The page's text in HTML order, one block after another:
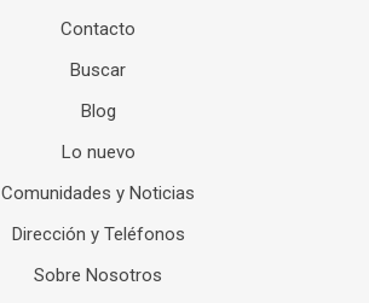
Contacto
Buscar
Blog
Lo nuevo
Comunidades y Noticias
Dirección y Teléfonos
Sobre Nosotros